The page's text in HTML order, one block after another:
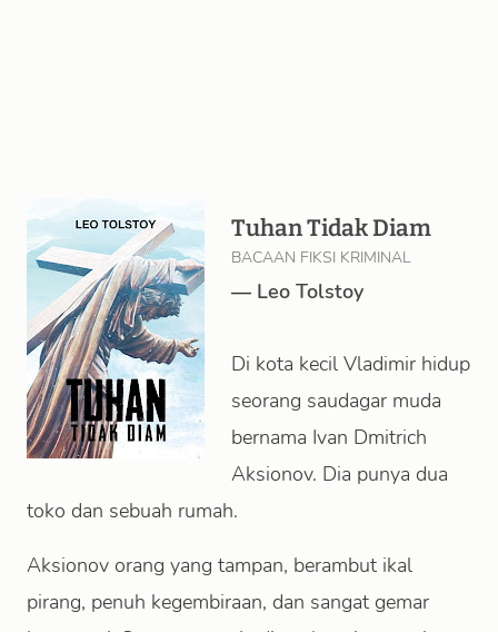
Tuhan Tidak Diam
BACAAN FIKSI KRIMINAL
— Leo Tolstoy
Di kota kecil Vladimir hidup
seorang saudagar muda
bernama Ivan Dmitrich
Aksionov. Dia punya dua
toko dan sebuah rumah.
Aksionov orang yang tampan, berambut ikal
pirang, penuh kegembiraan, dan sangat gemar